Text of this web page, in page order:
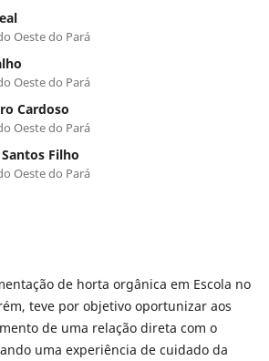
Oeste do Pará
Oeste do Pará
Cardoso
Oeste do Pará
Filho
Oeste do Pará
de horta orgânica em Escola no
teve por objetivo oportunizar aos
de uma relação direta com o
uma experiência de cuidado da